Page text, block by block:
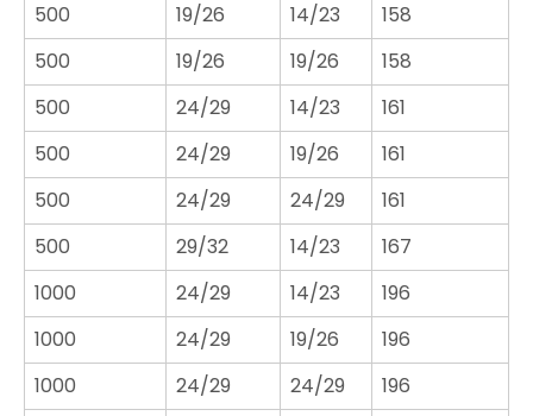
500
19/26 14/23
158
500
19/26 19/26
158
500
24/29 14/23
161
500
24/29 19/26
161
500
24/29 24/29
161
500
29/32 14/23
167
1000
24/29 14/23
196
1000
24/29 19/26
196
1000
24/29 24/29
196